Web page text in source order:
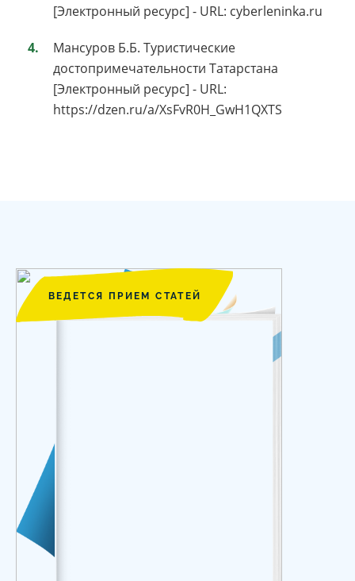
[Электронный ресурс] - URL: cyberleninka.ru
Мансуров Б.Б. Туристические
достопримечательности Татарстана
[Электронный ресурс] - URL:
https://dzen.ru/a/XsFvR0H_GwH1QXTS
ВЕДЕТСЯ ПРИЕМ СТАТЕЙ